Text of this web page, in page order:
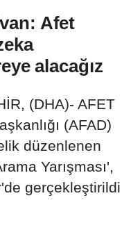
Afet
alacağız
(DHA)- AFET
(AFAD)
düzenlenen
Yarışması',
gerçekleştirildi